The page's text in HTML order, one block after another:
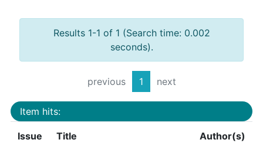
Results 1-1 of 1 (Search time: 0.002
seconds).
previous 1 next
Item hits:
Issue
Title Author(s)